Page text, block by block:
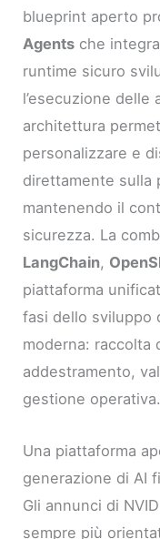
blueprint aperto
Agents che
runtime sicuro
l’esecuzione delle
architettura
personalizzare e
direttamente sulla
mantenendo il
sicurezza. La
LangChain,
piattaforma
fasi dello sviluppo
moderna: raccolta
addestramento,
gestione operativa.
Una piattaforma
generazione di AI
Gli annunci di
sempre più